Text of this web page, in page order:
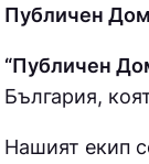
Публичен
“Публичен
България,
Нашият екип